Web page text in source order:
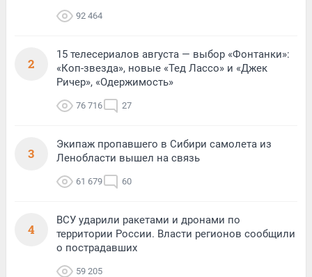
92 464
2
15 телесериалов августа — выбор «Фонтанки»:
«Коп-звезда», новые «Тед Лассо» и «Джек
Ричер», «Одержимость»
76 716 27
3
Экипаж пропавшего в Сибири самолета из
Ленобласти вышел на связь
61 679 60
4
ВСУ ударили ракетами и дронами по
территории России. Власти регионов сообщили
о пострадавших
59 205